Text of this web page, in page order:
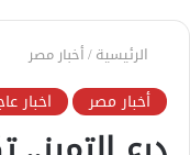
الرئيسية/أخبار مصر
أخبار مصر اخبار